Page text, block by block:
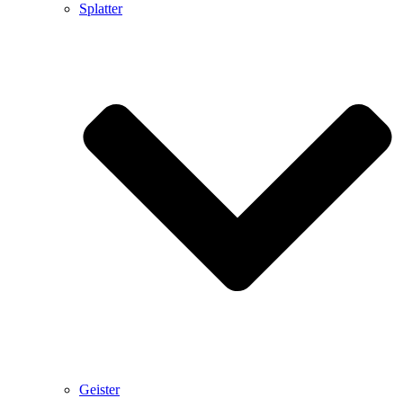
Splatter
Geister